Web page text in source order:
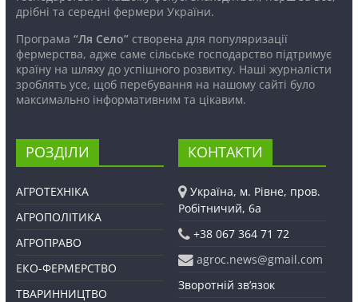
дрібні та середні фермери України.
Програма “Ля Село”створена для популяризації
фермерства, адже саме сільське господарство підтримує
країну на шляху до успішного розвитку. Наші журналісти
зроблять усе, щоб перебування на нашому сайті було
максимально інформативним та цікавим.
РОЗДІЛИ
АГРОТЕХНІКА
АГРОПОЛІТИКА
АГРОПРАВО
ЕКО-ФЕРМЕРСТВО
ТВАРИННИЦТВО
КОНТАКТИ
Україна, м. Рівне, пров.
Робітничий, 6а
+38 067 364 71 72
agroc.news@gmail.com
Зворотній зв’язок